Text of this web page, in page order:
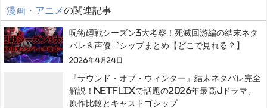
漫画・アニメの関連記事
呪術廻戦シーズン3大考察！死滅回游編の結末ネタ
バレ＆声優ゴシップまとめ【どこで見れる？】
2026年4月24日
『サウンド・オブ・ウィンター』結末ネタバレ完全
解説！Netflixで話題の2026年最高Jドラマ、
原作比較とキャストゴシップ